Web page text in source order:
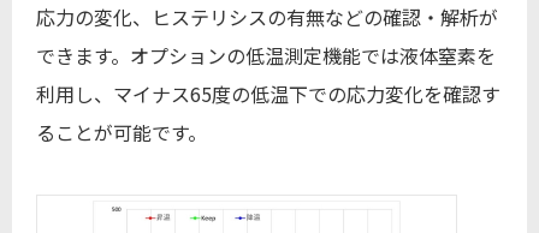
応力の変化、ヒステリシスの有無などの確認・解析が
できます。オプションの低温測定機能では液体窒素を
利用し、マイナス65度の低温下での応力変化を確認す
ることが可能です。